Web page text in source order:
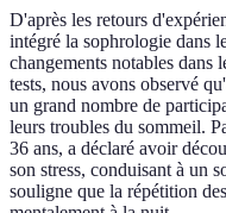
D'après les retours
intégré la sophrologie dans
changements notables dans
tests, nous avons observé
un grand nombre de
leurs troubles du sommeil.
36 ans, a déclaré avoir
son stress, conduisant à un
souligne que la répétition